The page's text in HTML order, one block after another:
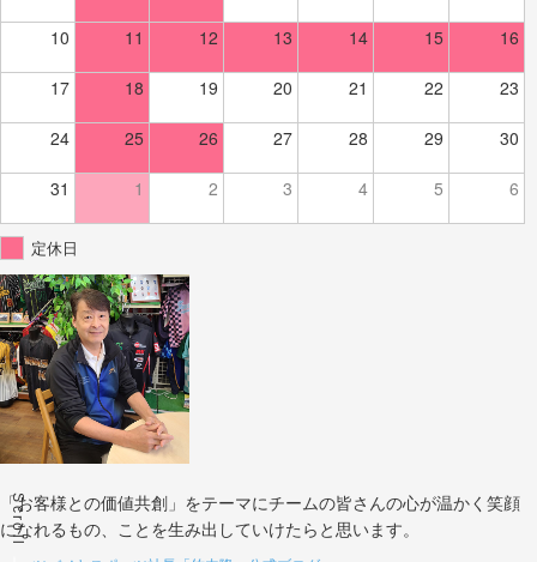
Scroll
10 11 12 13 14 15 16
17 18 19 20 21 22 23
24 25 26 27 28 29 30
31 1 2 3 4 5 6
定休日
「お客様との価値共創」をテーマにチームの皆さんの心が温かく笑顔
になれるもの、ことを生み出していけたらと思います。